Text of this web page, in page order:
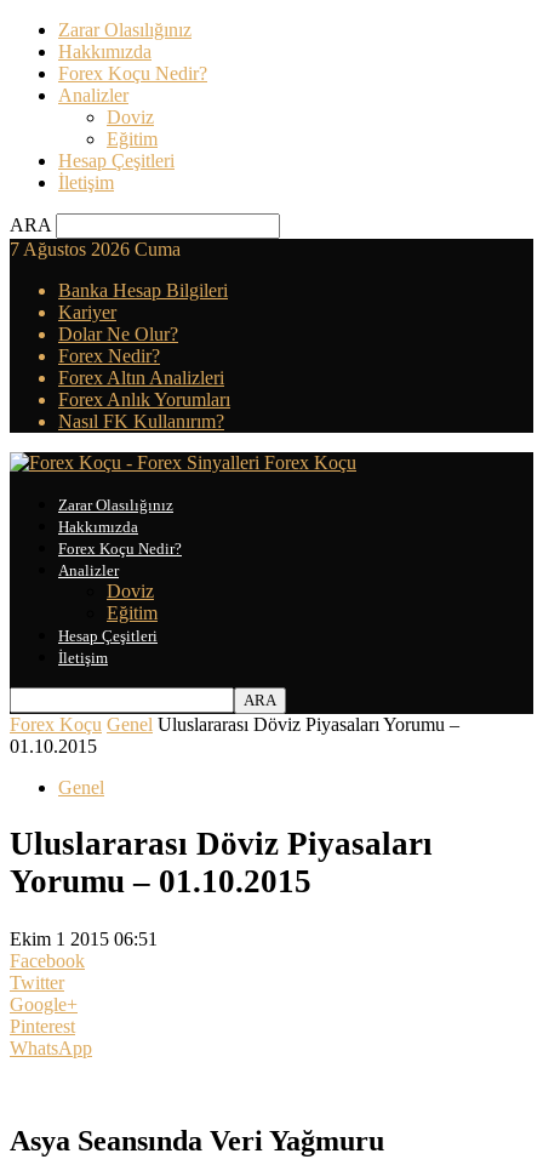
Zarar Olasılığınız
Hakkımızda
Forex Koçu Nedir?
Analizler
Doviz
Eğitim
Hesap Çeşitleri
İletişim
ARA
7 Ağustos 2026 Cuma
Banka Hesap Bilgileri
Kariyer
Dolar Ne Olur?
Forex Nedir?
Forex Altın Analizleri
Forex Anlık Yorumları
Nasıl FK Kullanırım?
Forex Koçu
Zarar Olasılığınız
Hakkımızda
Forex Koçu Nedir?
Analizler
Doviz
Eğitim
Hesap Çeşitleri
İletişim
Forex Koçu Genel Uluslararası Döviz Piyasaları Yorumu –
01.10.2015
Genel
Uluslararası Döviz Piyasaları
Yorumu – 01.10.2015
Ekim 1 2015 06:51
Facebook
Twitter
Google+
Pinterest
WhatsApp
Asya Seansında Veri Yağmuru